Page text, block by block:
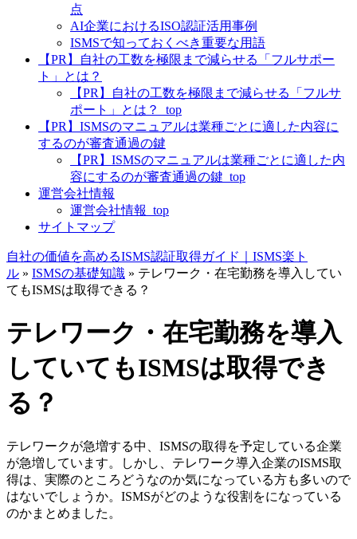
点
AI企業におけるISO認証活用事例
ISMSで知っておくべき重要な用語
【PR】自社の工数を極限まで減らせる「フルサポー
ト」とは？
【PR】自社の工数を極限まで減らせる「フルサ
ポート」とは？_top
【PR】ISMSのマニュアルは業種ごとに適した内容に
するのが審査通過の鍵
【PR】ISMSのマニュアルは業種ごとに適した内
容にするのが審査通過の鍵_top
運営会社情報
運営会社情報_top
サイトマップ
自社の価値を高めるISMS認証取得ガイド｜ISMS楽ト
ル » ISMSの基礎知識 » テレワーク・在宅勤務を導入してい
てもISMSは取得できる？
テレワーク・在宅勤務を導入
していてもISMSは取得でき
る？
テレワークが急増する中、ISMSの取得を予定している企業
が急増しています。しかし、テレワーク導入企業のISMS取
得は、実際のところどうなのか気になっている方も多いので
はないでしょうか。ISMSがどのような役割をになっている
のかまとめました。